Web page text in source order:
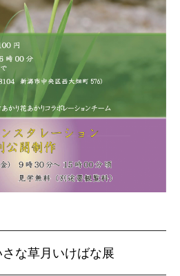
さな草月いけばな展